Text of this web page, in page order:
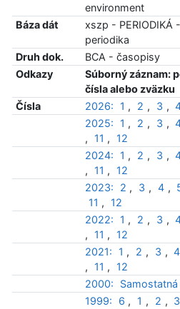
environment
Báza dát
xszp - PERIODIKÁ
periodika
Druh dok.
BCA - časopisy
Odkazy
Súborný záznam:
čísla alebo zväzku
Čísla
2026: 1 , 2 , 3 ,
2025:
1 , 2 , 3 ,
,
11 ,
12
2024:
1 , 2 , 3 ,
,
11 ,
12
2023:
2 , 3 , 4 ,
11 ,
12
2022:
1 , 2 , 3 ,
,
11 ,
12
2021:
1 , 2 , 3 , 4
,
11 ,
12
2000:
1999:
6 , 1 , 2 , 3